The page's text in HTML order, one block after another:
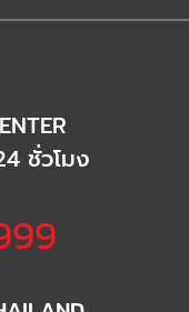
ชั่วโมง